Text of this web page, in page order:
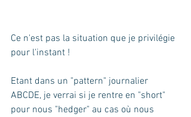
Ce n'est pas la situation que je privilégie
pour l'instant !
Etant dans un "pattern" journalier
ABCDE, je verrai si je rentre en "short"
pour nous "hedger" au cas où nous